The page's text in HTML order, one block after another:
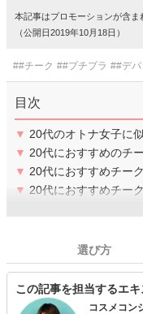
本記事はプロモーションが含
（公開日2019年10月18日）
##チーク ##プチプラ ##デパ
目次
▼ 20代のオトナ女子に
▼ 20代におすすめのチ
▼ 20代におすすめチー
▼ 20代におすすめチー
選び方
この記事を担当するエキ
コスメコン